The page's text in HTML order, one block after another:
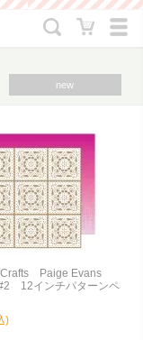
new
Paige Evans
12インチパターンペ
)